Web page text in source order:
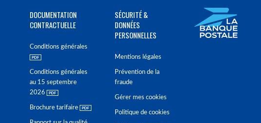
DOCUMENTATION
CONTRACTUELLE
Conditions générales
Conditions générales
au 15 septembre
2026
Brochure tarifaire
SÉCURITÉ &
DONNÉES
PERSONNELLES
Mentions légales
Prévention de la
fraude
Gérer mes cookies
Politique de cookies